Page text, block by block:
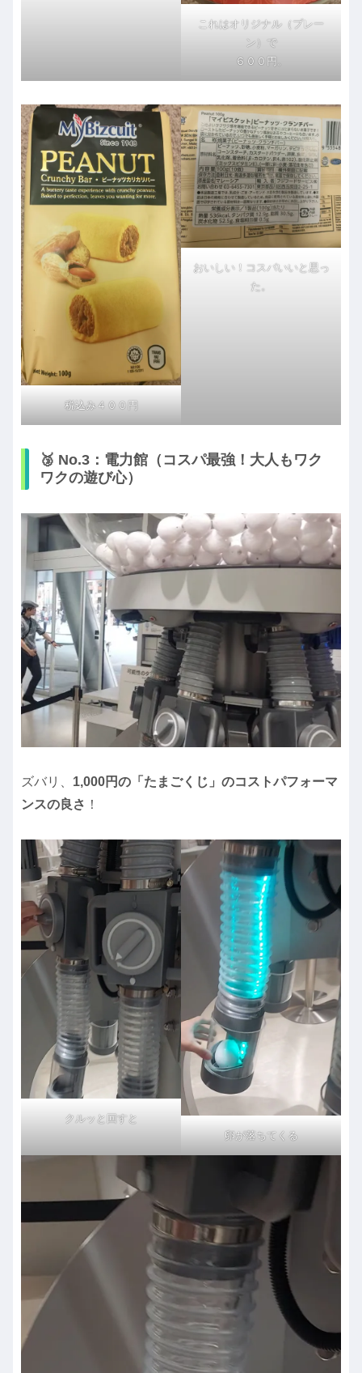
これはオリジナル（プレー
ン）で
６００円。
税込み４００円
おいしい！コスパいいと思っ
た。
🥉 No.3：電力館（コスパ最強！大人もワク
ワクの遊び心）
ズバリ、 1,000円の「たまごくじ」のコストパフォーマ
ンスの良さ ！
クルッと回すと
卵が落ちてくる